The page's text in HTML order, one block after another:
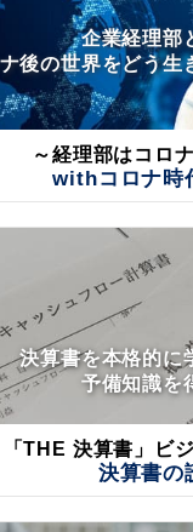
企業経理部
後の世界をどう生
～経理部はコロ
withコロナ時
決算書を本格的に
予備知識を
「THE 決算書」ビ
決算書の